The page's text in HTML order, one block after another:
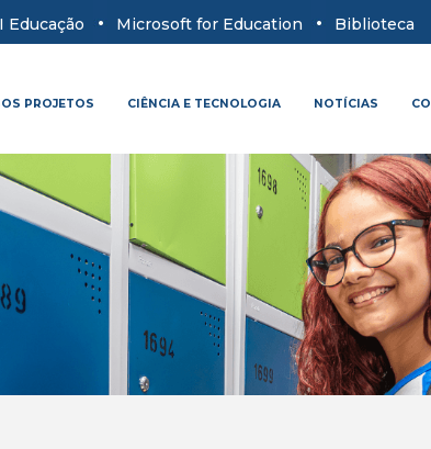
Educação Microsoft for Education Biblioteca
PROJETOS CIÊNCIA E TECNOLOGIA NOTÍCIAS